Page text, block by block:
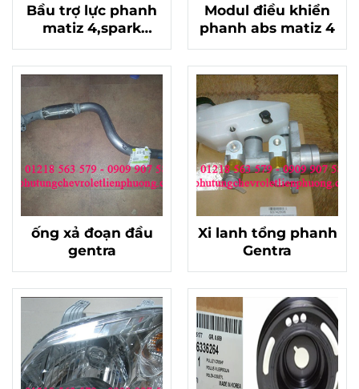
Bầu trợ lực phanh
matiz 4,spark
m300
Modul điều khiển
phanh abs matiz 4
ống xả đoạn đầu
gentra
Xi lanh tổng phanh
Gentra